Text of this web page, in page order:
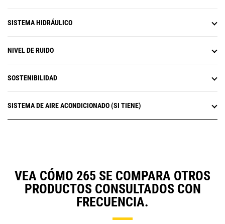
SISTEMA HIDRÁULICO
NIVEL DE RUIDO
SOSTENIBILIDAD
SISTEMA DE AIRE ACONDICIONADO (SI TIENE)
VEA CÓMO 265 SE COMPARA OTROS
PRODUCTOS CONSULTADOS CON
FRECUENCIA.